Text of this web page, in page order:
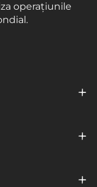
operațiunile